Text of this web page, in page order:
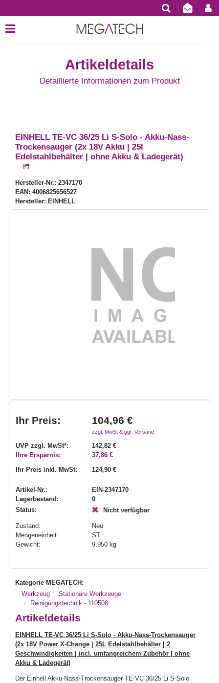
Artikeldetails
Detaillierte Informationen zum Produkt
EINHELL TE-VC 36/25 Li S-Solo - Akku-Nass-
Trockensauger (2x 18V Akku | 25l
Edelstahlbehälter | ohne Akku & Ladegerät)
Hersteller-Nr.: 2347170
EAN: 4006825656527
Hersteller: EINHELL
Ihr Preis: 104,96 €
zzgl. MwSt & ggf. Versand
UVP zzgl. MwSt*:
142,82 €
Ihre Ersparnis:
37,86 €
Ihr Preis inkl. MwSt:
124,90 €
Artikel-Nr.:
EIN-2347170
Lagerbestand:
0
Status:
Nicht verfügbar
Zustand:
Neu
Mengeneinheit:
ST
Gewicht:
9,950 kg
Kategorie MEGATECH:
Werkzeug
Stationäre Werkzeuge
Reinigungstechnik - 110508
Artikeldetails
EINHELL TE-VC 36/25 Li S-Solo - Akku-Nass-Trockensauger
(2x 18V Power X-Change | 25L Edelstahlbehälter | 2
Geschwindigkeiten | incl. umfangreichem Zubehör | ohne
Akku & Ladegerät)
Der Einhell Akku-Nass-Trockensauger TE-VC 36/25 Li S-Solo